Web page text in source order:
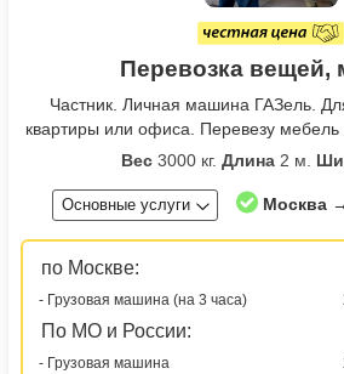
Перевозка вещей,
Частник. Личная машина ГАЗель.
квартиры или офиса. Перевезу
Вес 3000 кг. Длина 2 м.
Основные услуги Москва
по Москве:
- Грузовая машина (на 3 часа)
По МО и России:
- Грузовая машина